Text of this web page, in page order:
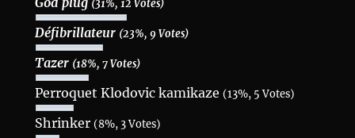
(31%, 12 Votes)
Défibrillateur (23%, 9 Votes)
Tazer (18%, 7 Votes)
Perroquet Klodovic kamikaze(13%, 5 Votes)
Shrinker(8%, 3 Votes)